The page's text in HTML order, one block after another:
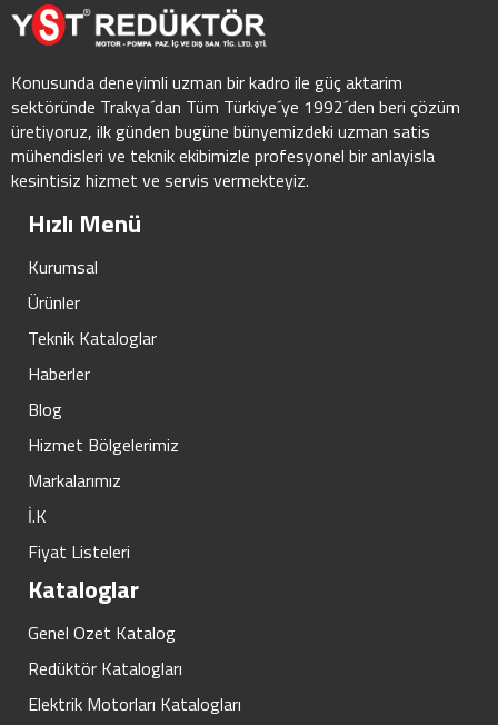
Konusunda deneyimli uzman bir kadro ile güç aktarim
sektöründe Trakya´dan Tüm Türkiye´ye 1992´den beri çözüm
üretiyoruz, ilk günden bugüne bünyemizdeki uzman satis
mühendisleri ve teknik ekibimizle profesyonel bir anlayisla
kesintisiz hizmet ve servis vermekteyiz.
Hızlı Menü
Kurumsal
Ürünler
Teknik Kataloglar
Haberler
Blog
Hizmet Bölgelerimiz
Markalarımız
İ.K
Fiyat Listeleri
Kataloglar
Genel Ozet Katalog
Redüktör Katalogları
Elektrik Motorları Katalogları